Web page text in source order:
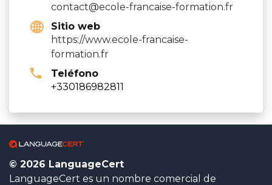
contact@ecole-francaise-formation.fr
Sitio web
https://www.ecole-francaise-
formation.fr
Teléfono
+330186982811
© 2026 LanguageCert
LanguageCert es un nombre comercial de